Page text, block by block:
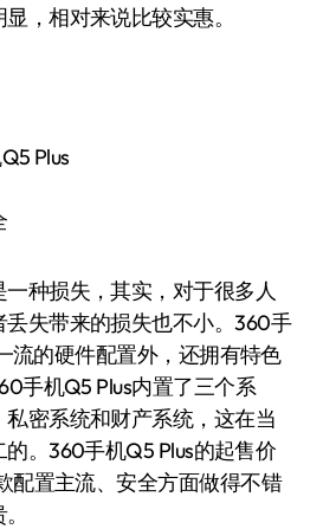
，相对来说比较实惠。
Plus
种损失，其实，对于很多人
失带来的损失也不小。360手
流的硬件配置外，还拥有特色
手机Q5 Plus内置了三个系
密系统和财产系统，这在当
。360手机Q5 Plus的起售价
配置主流、安全方面做得不错